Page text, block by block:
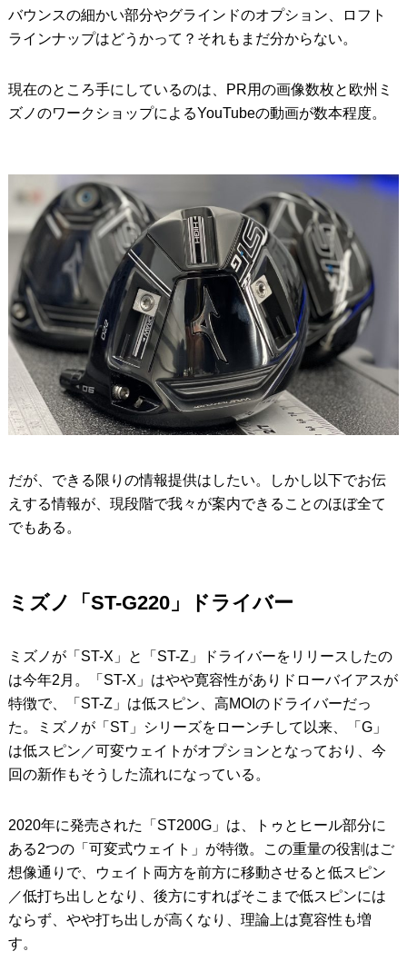
バウンスの細かい部分やグラインドのオプション、ロフト
ラインナップはどうかって？それもまだ分からない。
現在のところ手にしているのは、PR用の画像数枚と欧州ミ
ズノのワークショップによるYouTubeの動画が数本程度。
だが、できる限りの情報提供はしたい。しかし以下でお伝
えする情報が、現段階で我々が案内できることのほぼ全て
でもある。
ミズノ「ST-G220」ドライバー
ミズノが「ST-X」と「ST-Z」ドライバーをリリースしたの
は今年2月。「ST-X」はやや寛容性がありドローバイアスが
特徴で、「ST-Z」は低スピン、高MOIのドライバーだっ
た。ミズノが「ST」シリーズをローンチして以来、「G」
は低スピン／可変ウェイトがオプションとなっており、今
回の新作もそうした流れになっている。
2020年に発売された「ST200G」は、トゥとヒール部分に
ある2つの「可変式ウェイト」が特徴。この重量の役割はご
想像通りで、ウェイト両方を前方に移動させると低スピン
／低打ち出しとなり、後方にすればそこまで低スピンには
ならず、やや打ち出しが高くなり、理論上は寛容性も増
す。